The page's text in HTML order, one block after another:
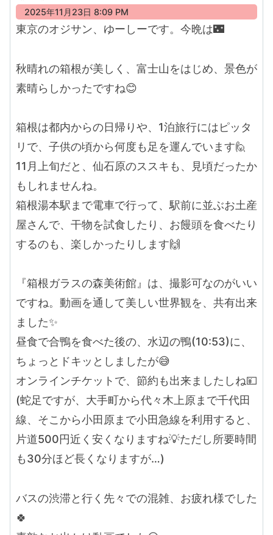
2025年11月23日 8:09 PM
東京のオジサン、ゆーしーです。今晩は🌃
秋晴れの箱根が美しく、富士山をはじめ、景色が
素晴らしかったですね😊
箱根は都内からの日帰りや、1泊旅行にはピッタ
リで、子供の頃から何度も足を運んでいます🙋
11月上旬だと、仙石原のススキも、見頃だったか
もしれませんね。
箱根湯本駅まで電車で行って、駅前に並ぶお土産
屋さんで、干物を試食したり、お饅頭を食べたり
するのも、楽しかったりします🙌
『箱根ガラスの森美術館』は、撮影可なのがいい
ですね。動画を通して美しい世界観を、共有出来
ました✨
昼食で合鴨を食べた後の、水辺の鴨(10:53)に、
ちょっとドキッとしましたが😅
オンラインチケットで、節約も出来ましたしね💴
(蛇足ですが、大手町から代々木上原まで千代田
線、そこから小田原まで小田急線を利用すると、
片道500円近く安くなりますね💡ただし所要時間
も30分ほど長くなりますが…)
バスの渋滞と行く先々での混雑、お疲れ様でした
🍀